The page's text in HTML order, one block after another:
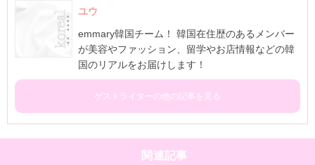
ユウ
emmary韓国チーム！ 韓国在住歴のあるメンバー
が美容やファッション、留学やお店情報などの韓
国のリアルをお届けします！
ゲストライターの他の記事を見る
関連記事